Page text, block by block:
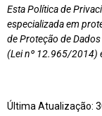
Esta Política de
especializada em
de Proteção de
(Lei nº 12.965/2014)
Última Atualização: